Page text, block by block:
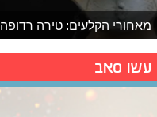
מאחורי הקלעים: טירה רדופה
עשו סאב